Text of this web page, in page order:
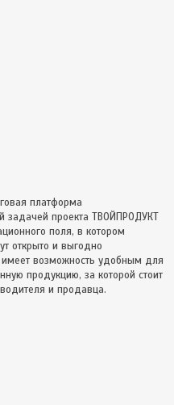
платформа
задачей проекта ТВОЙПРОДУКТ
поля, в котором
открыто и выгодно
имеет возможность удобным для
продукцию, за которой стоит
и продавца.